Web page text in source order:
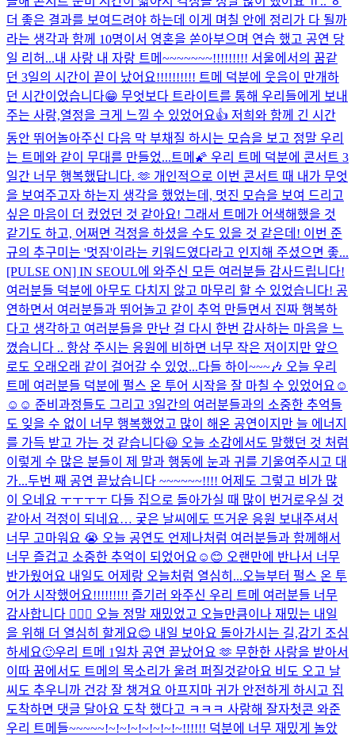
더 좋은 결과를 보여드려야 하는데 이게 며칠 안에 정리가 다 될까
라는 생각과 함께 10명이서 영혼을 쏟아부으며 연습 했고 공연 당
일 리허...내 사랑 내 자랑 트메~~~~~~~!!!!!!!!! 서울에서의 꿈같
던 3일의 시간이 끝이 났어요!!!!!!!!!! 트메 덕분에 웃음이 만개하
던 시간이었습니다😁 무엇보다 트라이트를 통해 우리들에게 보내
주는 사랑,열정을 크게 느낄 수 있었어요👍 저희와 함께 긴 시간
동안 뛰어놀아주신 다음 막 부채질 하시는 모습을 보고 정말 우리
는 트메와 같이 무대를 만들었...트메🌠 우리 트메 덕분에 콘서트 3
일간 너무 행복했답니다. 🫶 개인적으로 이번 콘서트 때 내가 무엇
을 보여주고자 하는지 생각을 했었는데, 멋진 모습을 보여 드리고
싶은 마음이 더 컸었던 것 같아요! 그래서 트메가 어색해했을 것
같기도 하고, 어쩌면 걱정을 하셨을 수도 있을 것 같은데! 이번 준
규의 추구미는 '멋짐'이라는 키워드였다라고 인지해 주셨으면 좋...
[PULSE ON] IN SEOUL에 와주신 모든 여러분들 감사드립니다!
여러분들 덕분에 아무도 다치지 않고 마무리 할 수 있었습니다! 공
연하면서 여러분들과 뛰어놀고 같이 추억 만들면서 진짜 행복하
다고 생각하고 여러분들을 만난 걸 다시 한번 감사하는 마음을 느
꼈습니다 .. 항상 주시는 응원에 비하면 너무 작은 저이지만 앞으
로도 오래오래 같이 걸어갈 수 있었...다들 하이~~~🎶 오늘 우리
트메 여러분들 덕분에 펄스 온 투어 시작을 잘 마칠 수 있었어요☺️
☺️☺️ 준비과정들도 그리고 3일간의 여러분들과의 소중한 추억들
도 잊을 수 없이 너무 행복했었고 많이 해온 공연이지만 늘 에너지
를 가득 받고 가는 것 같습니다😃 오늘 소감에서도 말했던 것 처럼
이렇게 수 많은 분들이 제 말과 행동에 눈과 귀를 기울여주시고 대
가...두번 째 공연 끝났습니다 ~~~~~~!!!! 어제도 그렇고 비가 많
이 오네요 ㅜㅜㅜㅜ 다들 집으로 돌아가실 때 많이 번거로우실 것
같아서 걱정이 되네요… 궂은 날씨에도 뜨거운 응원 보내주셔서
너무 고마워요 😭 오늘 공연도 언제나처럼 여러분들과 함께해서
너무 즐겁고 소중한 추억이 되었어요☺️😊 오랜만에 반나서 너무
반가웠어요 내일도 어제랑 오늘처럼 열심히...오늘부터 펄스 온 투
어가 시작했어요!!!!!!!!! 즐기러 와주신 우리 트메 여러분들 너무
감사합니다 🙇🏻‍♂️ 오늘 정말 재밌었고 오늘만큼이나 재밌는 내일
을 위해 더 열심히 할게요😊 내일 보아요 돌아가시는 길,감기 조심
하세요🙂우리 트메 1일차 공연 끝났어요 🫶 무한한 사랑을 받아서
이따 꿈에서도 트메의 목소리가 울려 퍼질것같아요 비도 오고 날
씨도 추우니까 건강 잘 챙겨요 아프지마 귀가 안전하게 하시고 집
도착하면 댓글 달아요 도착 했다고 ㅋㅋㅋ 사랑해 잘자첫콘 와준
우리 트메들~~~~~!~!~!~!~!~!~!~!!!!!! 덕분에 너무 재밌게 놀았